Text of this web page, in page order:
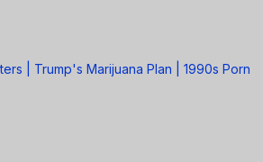
| Trump's Marijuana Plan | 1990s Porn